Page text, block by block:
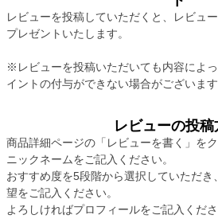
レビューを投稿していただくと、レビュ
プレゼントいたします。
※レビューを投稿いただいても内容によ
イントの付与ができない場合がございます
レビューの投稿
商品詳細ページの「レビューを書く」を
ニックネームをご記入ください。
おすすめ度を5段階から選択していただ
望をご記入ください。
よろしければプロフィールをご記入くださ